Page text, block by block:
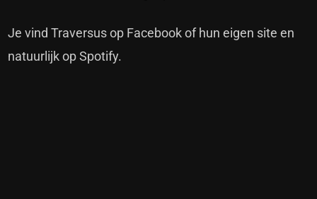
Je vind Traversus op Facebookof hun eigen site en
natuurlijk op Spotify.